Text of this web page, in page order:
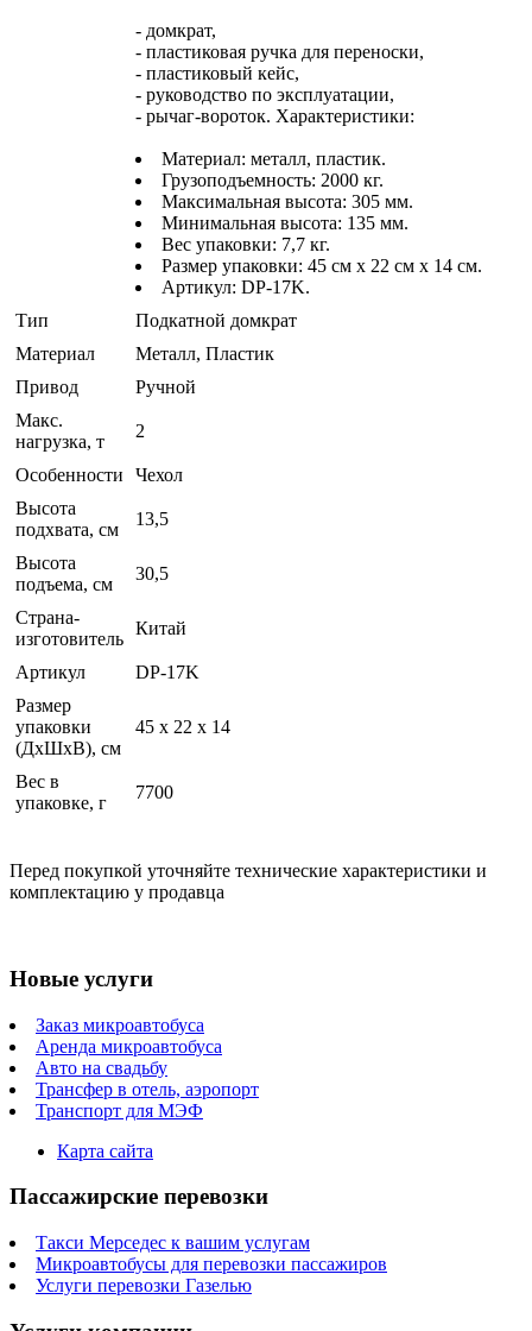
- домкрат,
- пластиковая ручка для переноски,
- пластиковый кейс,
- руководство по эксплуатации,
- рычаг-вороток. Характеристики:
Материал: металл, пластик.
Грузоподъемность: 2000 кг.
Максимальная высота: 305 мм.
Минимальная высота: 135 мм.
Вес упаковки: 7,7 кг.
Размер упаковки: 45 см х 22 см х 14 см.
Артикул: DP-17K.
Тип
Подкатной домкрат
Материал
Металл, Пластик
Привод
Ручной
Макс.
нагрузка, т
2
Особенности
Чехол
Высота
подхвата, см
13,5
Высота
подъема, см
30,5
Страна-
изготовитель
Китай
Артикул
DP-17K
Размер
упаковки
(ДхШхВ), см
45 х 22 х 14
Вес в
упаковке, г
7700
Перед покупкой уточняйте технические характеристики и
комплектацию у продавца
Новые услуги
Заказ микроавтобуса
Аренда микроавтобуса
Авто на свадьбу
Трансфер в отель, аэропорт
Транспорт для МЭФ
Карта сайта
Пассажирские перевозки
Такси Мерседес к вашим услугам
Микроавтобусы для перевозки пассажиров
Услуги перевозки Газелью